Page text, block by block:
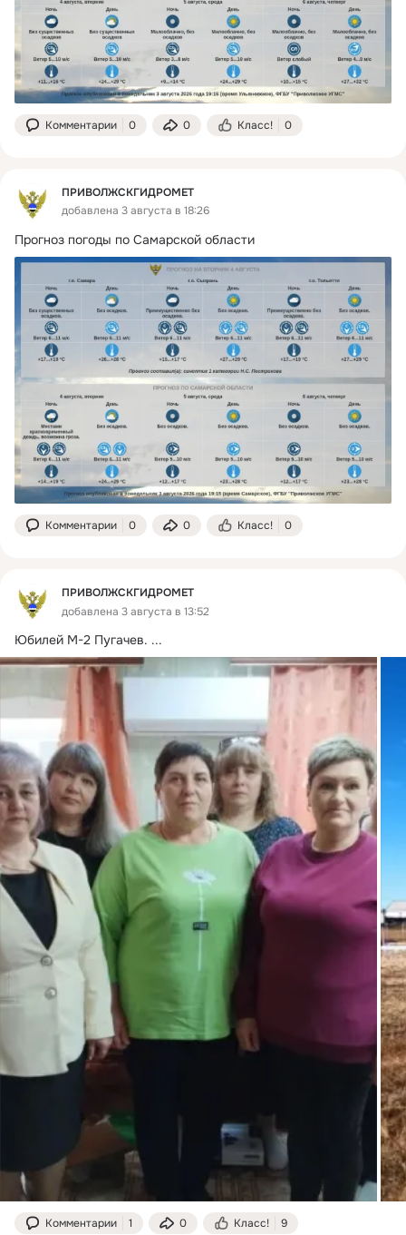
Комментарии 0 0 Класс! 0
ПРИВОЛЖСКГИДРОМЕТ
добавлена 3 августа в 18:26
Прогноз погоды по Самарской области
Комментарии 0 0 Класс! 0
ПРИВОЛЖСКГИДРОМЕТ
добавлена 3 августа в 13:52
Юбилей М-2 Пугачев. ...
Комментарии 1 0 Класс! 9